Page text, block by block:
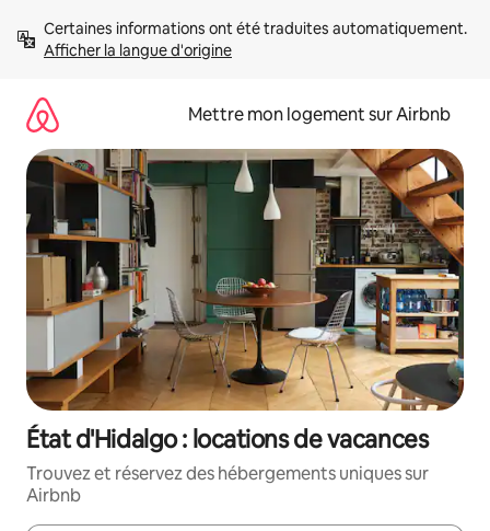
directement
Afficher la langue d'origine
Mettre mon logement sur Airbnb
État d'Hidalgo : locations de vacances
Trouvez et réservez des hébergements uniques sur
Airbnb